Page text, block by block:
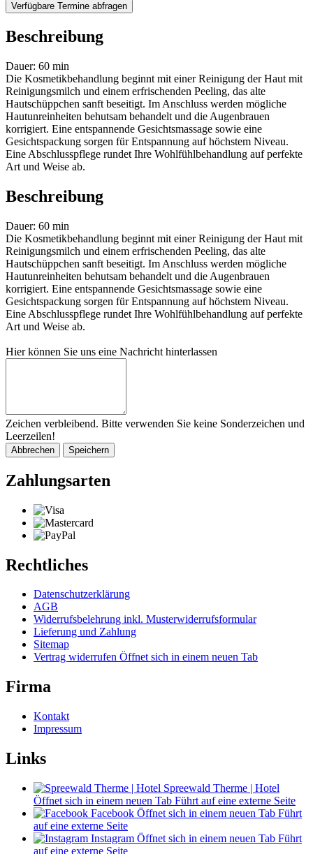
Verfügbare Termine abfragen
Beschreibung
Dauer: 60 min
Die Kosmetikbehandlung beginnt mit einer Reinigung der Haut mit
Reinigungsmilch und einem erfrischenden Peeling, das alte
Hautschüppchen sanft beseitigt. Im Anschluss werden mögliche
Hautunreinheiten behutsam behandelt und die Augenbrauen
korrigiert. Eine entspannende Gesichtsmassage sowie eine
Gesichtspackung sorgen für Entspannung auf höchstem Niveau.
Eine Abschlusspflege rundet Ihre Wohlfühlbehandlung auf perfekte
Art und Weise ab.
Beschreibung
Dauer: 60 min
Die Kosmetikbehandlung beginnt mit einer Reinigung der Haut mit
Reinigungsmilch und einem erfrischenden Peeling, das alte
Hautschüppchen sanft beseitigt. Im Anschluss werden mögliche
Hautunreinheiten behutsam behandelt und die Augenbrauen
korrigiert. Eine entspannende Gesichtsmassage sowie eine
Gesichtspackung sorgen für Entspannung auf höchstem Niveau.
Eine Abschlusspflege rundet Ihre Wohlfühlbehandlung auf perfekte
Art und Weise ab.
Hier können Sie uns eine Nachricht hinterlassen
Zeichen verbleibend. Bitte verwenden Sie keine Sonderzeichen und
Leerzeilen!
Abbrechen Speichern
Zahlungsarten
Rechtliches
Datenschutzerklärung
AGB
Widerrufsbelehrung inkl. Musterwiderrufsformular
Lieferung und Zahlung
Sitemap
Vertrag widerrufen Öffnet sich in einem neuen Tab
Firma
Kontakt
Impressum
Links
Spreewald Therme | Hotel
Öffnet sich in einem neuen Tab Führt auf eine externe Seite
Facebook Öffnet sich in einem neuen Tab Führt
auf eine externe Seite
Instagram Öffnet sich in einem neuen Tab Führt
auf eine externe Seite